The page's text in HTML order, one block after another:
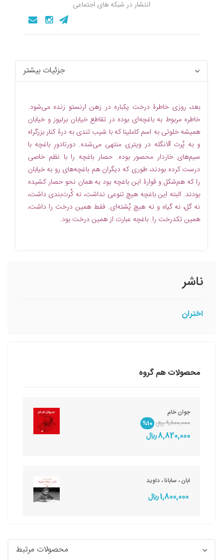
انتشار در شبکه های اجتماعی
جزئیات بیشتر
بعد، روزی خاطرۀ درخت یکباره در زهن ارنستو زنده می‌‌شود.
خاطره مربوط به باغچه‌‌ای بوده در تقاطع خیابان برلیوز و خیابان
همیشه خلوتی به اسم کاملینا که با شیب تندی به درۀ کنار بزرگراه
و به پُرت آلانگله در ویتری منتهی می‌‌شده. دورتادورِ باغچه با
سیم‌‌های خاردار محصور بوده. حصار باغچه را با نظم خاصی
درست کرده بودند، طوری که دیگران هم باغچه‌‌های رو به خیابان
را که هم‌‌شکل و قوارۀ این باغچه بود به همان نحو حصار کشیده
بودند. البته این باغچه هیچ تنوعی نداشت، نه کُرت‌‌بندی داشت،
نه گل، نه گیاه و نه هیچ پُشته‌‌ای. فقط همین درخت را داشت،
همین تکدرخت را. باغچه عبارت از همین درخت بود.
ناشر
اختران
محصولات هم گروه
جوان خام
9,800,000 ريال
%10
8,820,000 ريال
ابان ، سابانا ، داوید
1,800,000 ريال
محصولات مرتبط